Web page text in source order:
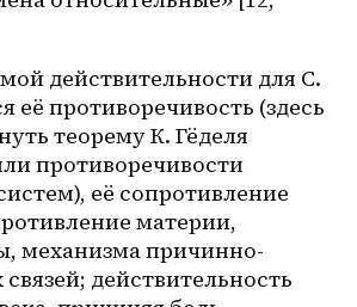
действительности для С.
её противоречивость (здесь
теорему К. Гёделя
противоречивости
её сопротивление
материи,
механизма причинно-
действительность